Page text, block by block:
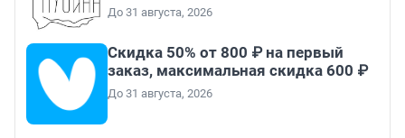
До 31 августа, 2026
Скидка 50% от 800 ₽ на первый
заказ, максимальная скидка 600 ₽
До 31 августа, 2026